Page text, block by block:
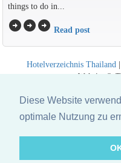
Diese Website
optimale Nutzung zu
things to do in...
arrow_circle_rightarrow_circle_rightarrow_circle_right Read post
Hotelverzeichnis Thailand|
Website ©